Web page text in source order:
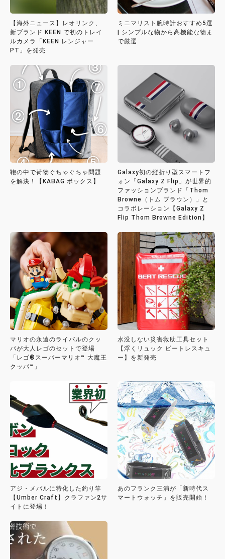
【海外ニュース】レオリンク、
新ブランド KEEN で初のトレイ
ルカメラ「KEEN レンジャー
PT」を発売
ミニマリスト腕時計おすすめ5選
| シンプルな物から高機能な物ま
で厳選
鞄の中で荷物ぐちゃぐちゃ問題
を解決！【KABAG ボックス】
Galaxy初の縦折り型スマートフ
ォン「Galaxy Z Flip」が世界的
ファッションブランド「Thom
Browne（トム ブラウン）」と
コラボレーション【Galaxy Z
Flip Thom Browne Edition】
マリオの永遠のライバルのクッ
パが大人レゴのセットで登場
「レゴ®スーパーマリオ™ 大魔王
クッパ™」
水没しない災害救助工具セット
【浮くリュック ビートレスキュ
ー】を新発売
アジ・メバルに特化した釣り竿
【Umber Craft】クラファン2サ
イトに登場！
あのフランク三浦が「新時代ス
マートウォッチ」を販売開始！